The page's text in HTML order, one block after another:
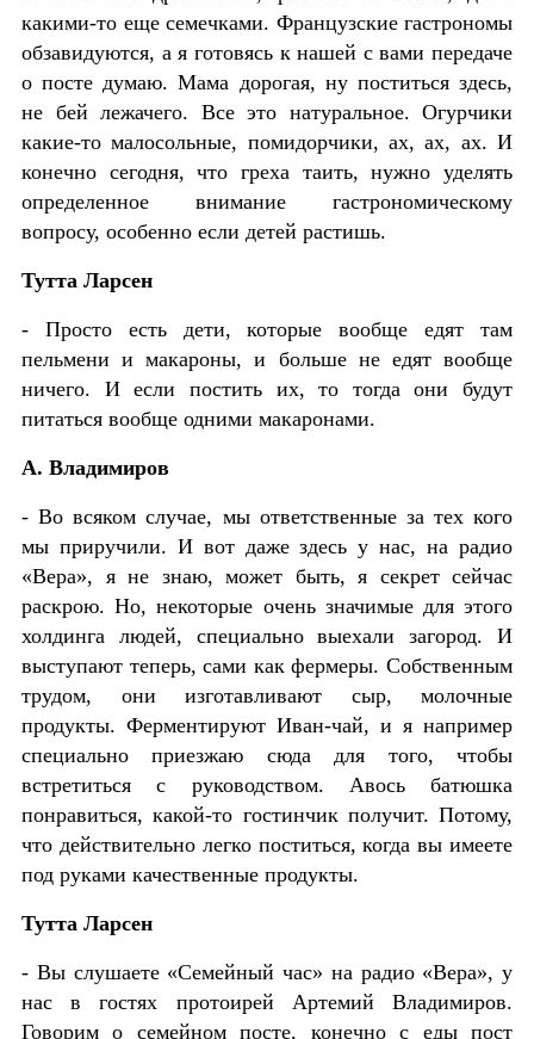
какими-то еще семечками. Французские гастрономы
обзавидуются, а я готовясь к нашей с вами передаче
о посте думаю. Мама дорогая, ну поститься здесь,
не бей лежачего. Все это натуральное. Огурчики
какие-то малосольные, помидорчики, ах, ах, ах. И
конечно сегодня, что греха таить, нужно уделять
определенное внимание гастрономическому
вопросу, особенно если детей растишь.
Тутта Ларсен
- Просто есть дети, которые вообще едят там
пельмени и макароны, и больше не едят вообще
ничего. И если постить их, то тогда они будут
питаться вообще одними макаронами.
А. Владимиров
- Во всяком случае, мы ответственные за тех кого
мы приручили. И вот даже здесь у нас, на радио
«Вера», я не знаю, может быть, я секрет сейчас
раскрою. Но, некоторые очень значимые для этого
холдинга людей, специально выехали загород. И
выступают теперь, сами как фермеры. Собственным
трудом, они изготавливают сыр, молочные
продукты. Ферментируют Иван-чай, и я например
специально приезжаю сюда для того, чтобы
встретиться с руководством. Авось батюшка
понравиться, какой-то гостинчик получит. Потому,
что действительно легко поститься, когда вы имеете
под руками качественные продукты.
Тутта Ларсен
- Вы слушаете «Семейный час» на радио «Вера», у
нас в гостях протоирей Артемий Владимиров.
Говорим о семейном посте, конечно с еды пост